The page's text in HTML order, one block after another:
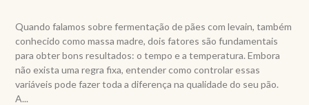
Quando falamos sobre fermentação de pães com levain, também
conhecido como massa madre, dois fatores são fundamentais
para obter bons resultados: o tempo e a temperatura. Embora
não exista uma regra fixa, entender como controlar essas
variáveis pode fazer toda a diferença na qualidade do seu pão.
A...